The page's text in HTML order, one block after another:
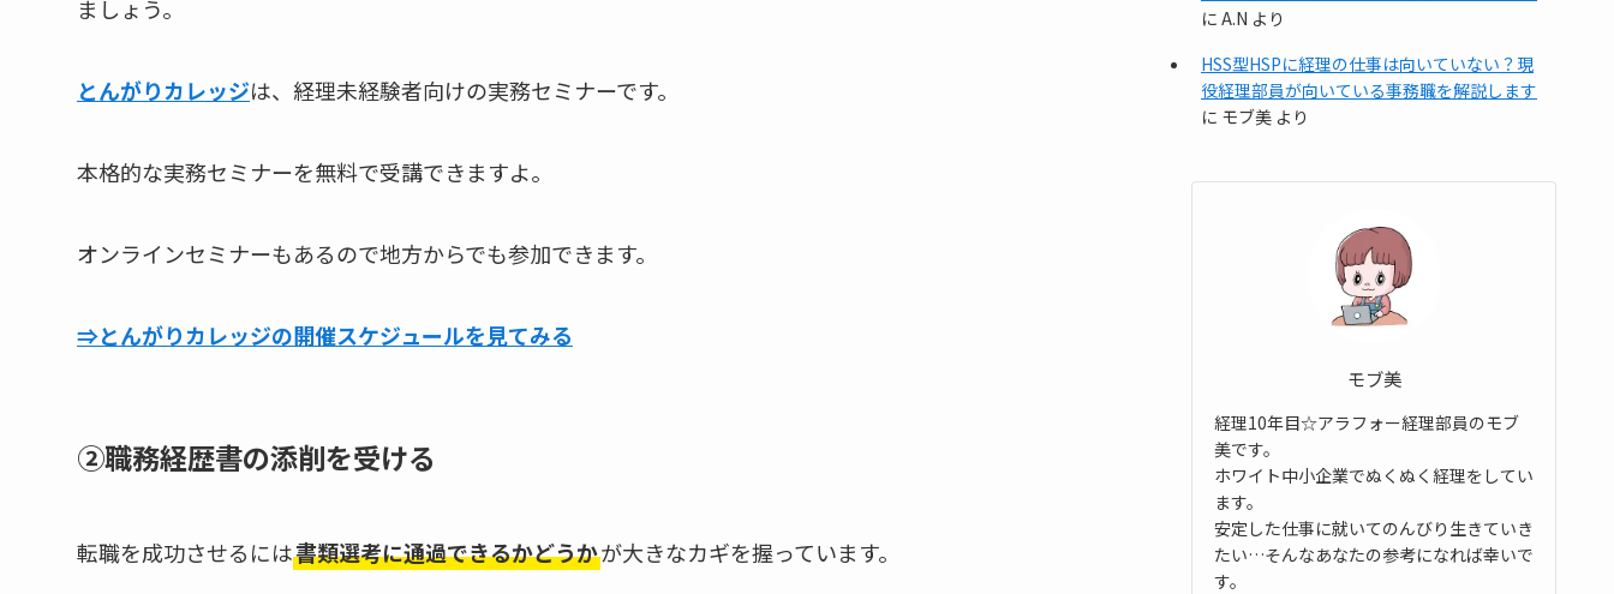
ましょう。
とんがりカレッジは、経理未経験者向けの実務セミナーです。
本格的な実務セミナーを無料で受講できますよ。
オンラインセミナーもあるので地方からでも参加できます。
⇒とんがりカレッジの開催スケジュールを見てみる
②職務経歴書の添削を受ける
転職を成功させるには書類選考に通過できるかどうかが大きなカギを握っています。
に A.N より
HSS型HSPに経理の仕事は向いていない？現
役経理部員が向いている事務職を解説します
に モブ美 より
モブ美
経理10年目☆アラフォー経理部員のモブ
美です。
ホワイト中小企業でぬくぬく経理をしてい
ます。
安定した仕事に就いてのんびり生きていき
たい…そんなあなたの参考になれば幸いで
す。